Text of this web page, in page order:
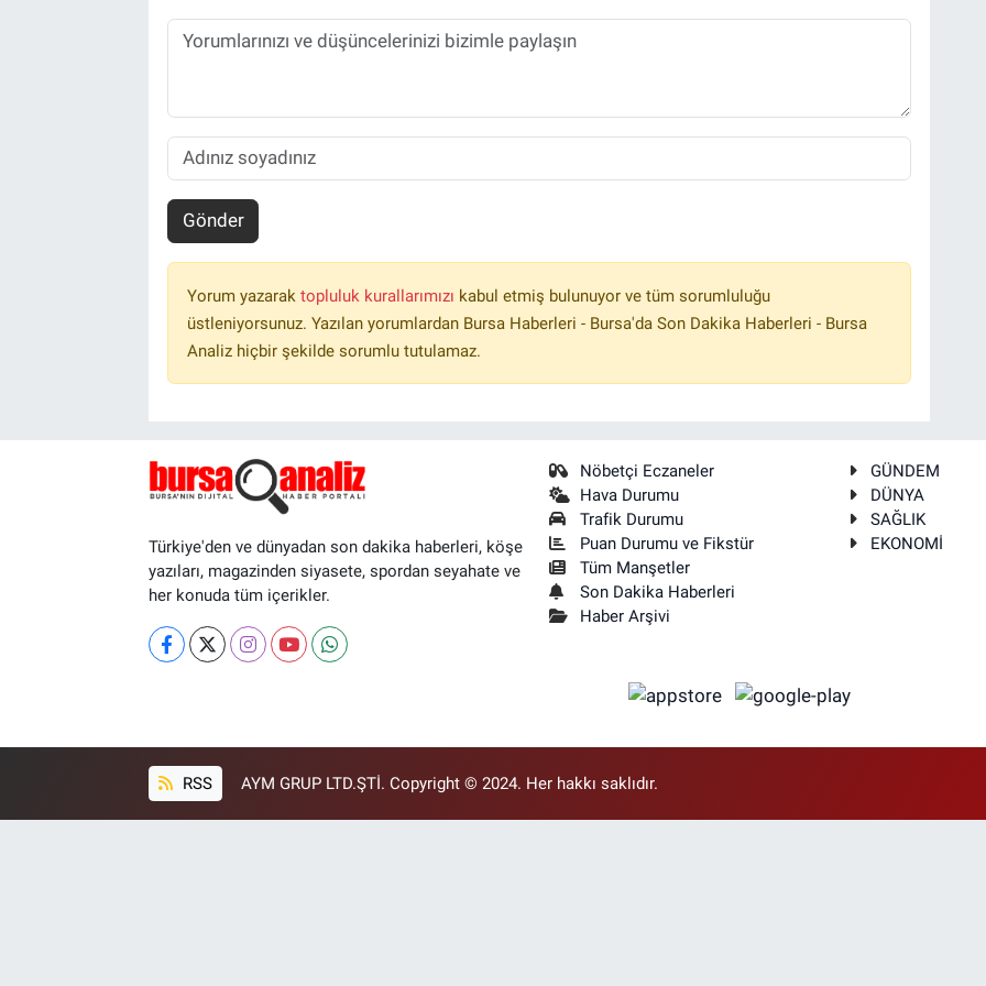
Gönder
Yorum yazarak topluluk kurallarımızı kabul etmiş bulunuyor ve tüm sorumluluğu
üstleniyorsunuz. Yazılan yorumlardan Bursa Haberleri - Bursa'da Son Dakika Haberleri - Bursa
Analiz hiçbir şekilde sorumlu tutulamaz.
Türkiye'den ve dünyadan son dakika haberleri, köşe
yazıları, magazinden siyasete, spordan seyahate ve
her konuda tüm içerikler.
Nöbetçi Eczaneler
Hava Durumu
Trafik Durumu
Puan Durumu ve Fikstür
Tüm Manşetler
Son Dakika Haberleri
Haber Arşivi
GÜNDEM
DÜNYA
SAĞLIK
EKONOMİ
RSS AYM GRUP LTD.ŞTİ. Copyright © 2024. Her hakkı saklıdır.